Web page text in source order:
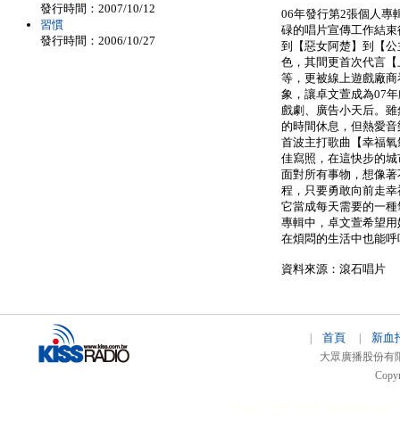
06年發行第2張個人專
碌的唱片宣傳工作結
到【惡女阿楚】到【
色，其間更首次代言
等，更被線上遊戲廠
象，讓卓文萱成為07
戲劇、廣告小天后。
的時間休息，但熱愛
首波主打歌曲【幸福
佳寫照，在這快步的
面對所有事物，想像
程，只要勇敢向前走
它當成每天需要的一
專輯中，卓文萱希望
在煩悶的生活中也能
資料來源：滾石唱片
發行時間：2007/10/12
習慣
發行時間：2006/10/27
首頁 新血
大眾廣播股份有